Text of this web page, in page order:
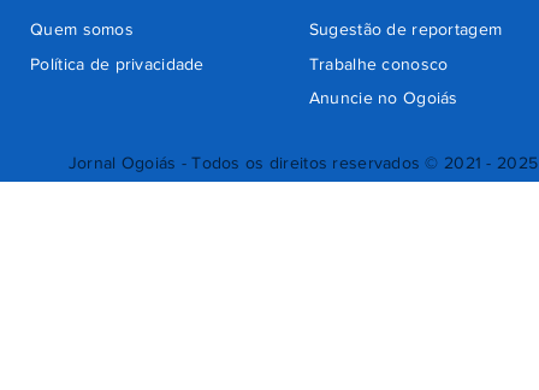
Jornal Ogoiás - Todos os direitos reservados © 2021 - 2025
Quem somos
Sugestão de reportagem
Trabalhe conosco
Política de privacidade
Anuncie no Ogoiás